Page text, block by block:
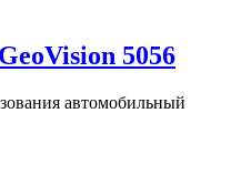
5056
автомобильный